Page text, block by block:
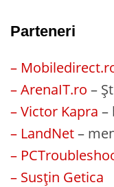
Parteneri
–
– ArenaIT.ro –
– Victor Kapra –
– LandNet–
–
– Susțin Getica